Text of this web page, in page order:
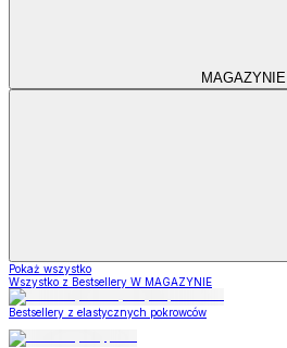
MAGAZYNIE
Pokaż wszystko
Wszystko z Bestsellery W MAGAZYNIE
Bestsellery z elastycznych pokrowców